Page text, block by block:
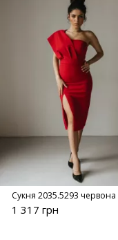
Сукня 2035.5293 червона
1 317 грн